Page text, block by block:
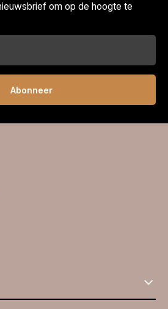
om op de hoogte te
Abonneer